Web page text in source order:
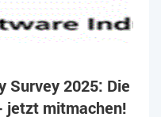
Survey 2025: Die
jetzt mitmachen!